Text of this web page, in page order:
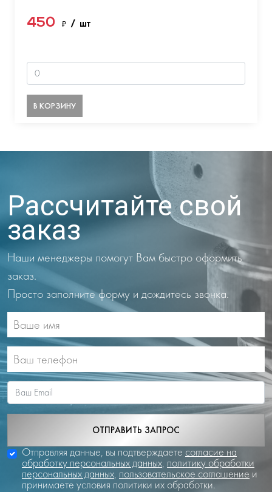
450 ₽ / шт
В КОРЗИНУ
Рассчитайте свой
заказ
Наши менеджеры помогут Вам быстро оформить
заказ.
Просто заполните форму и дождитесь звонка.
ОТПРАВИТЬ ЗАПРОС
Отправляя данные, вы подтверждаете согласие на
обработку персональных данных, политику обработки
персональных данных, пользовательское соглашение и
принимаете условия политики их обработки.